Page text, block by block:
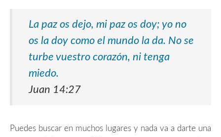
La paz os dejo, mi paz os doy; yo no
os la doy como el mundo la da. No se
turbe vuestro corazón, ni tenga
miedo.
Juan 14:27
Puedes buscar en muchos lugares y nada va a darte una